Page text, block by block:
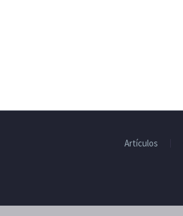
Artículos